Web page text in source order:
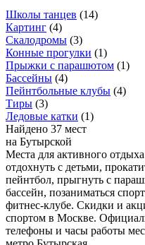
Школы танцев (14)
Картинг (4)
Скалодромы (3)
Конные прогулки (1)
Прыжки с парашютом (1)
Бассейны (4)
Пейнтбольные клубы (4)
Тиры (3)
Ледовые катки (1)
Найдено 37 мест
на Бутырской
Места для активного
отдохнуть с детьми,
пейнтбол, прыгнуть с
бассейн, позаниматься
фитнес-клубе. Скидки и
спортом в Москве.
телефоны и часы работы